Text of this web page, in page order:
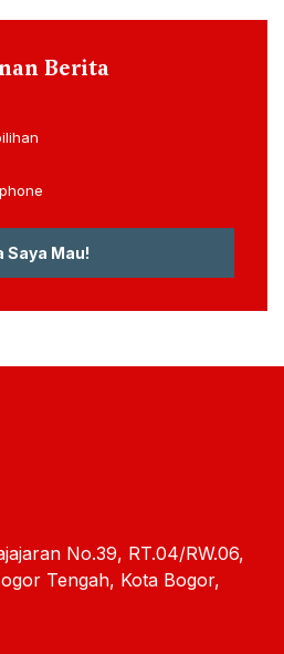
Berita
Saya Mau!
No.39, RT.04/RW.06,
Tengah, Kota Bogor,